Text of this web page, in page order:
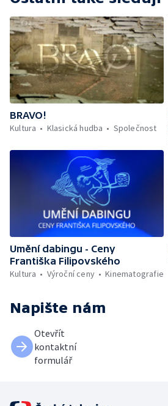
BRAVO!
Kultura
Klasická hudba Společnost
Umění dabingu - Ceny
Františka Filipovského
Kultura
Výroční ceny Kinematografie
Napište nám
Otevřít
kontaktní
formulář